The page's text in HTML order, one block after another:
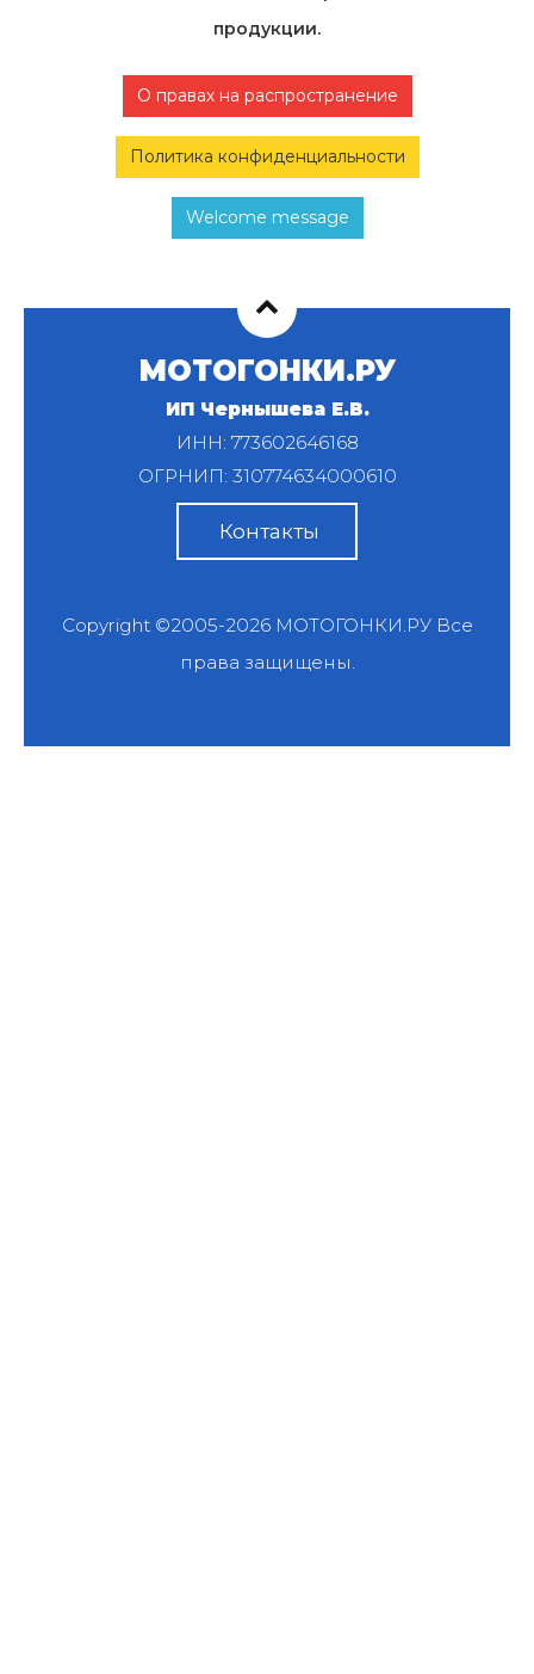
продукции.
О правах на распространение
Политика конфиденциальности
Welcome message
МОТОГОНКИ.РУ
ИП Чернышева Е.В.
ИНН: 773602646168
ОГРНИП: 310774634000610
Контакты
Copyright ©2005-2026 МОТОГОНКИ.РУВсе
права защищены.